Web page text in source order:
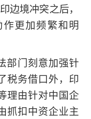
边境冲突之后，
更加频繁和明
部门刻意加强针
税务借口外，印
由针对中国企
扣中资企业主